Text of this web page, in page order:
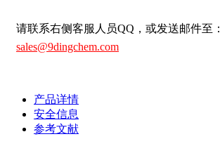
请联系右侧客服人员QQ，或发送邮件至：
sales@9dingchem.com
产品详情
安全信息
参考文献